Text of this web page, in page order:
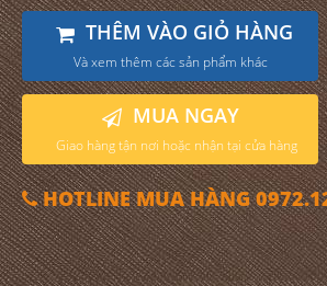
THÊM VÀO GIỎ HÀNG
Và xem thêm các sản phẩm khác
MUA NGAY
Giao hàng tận nơi hoặc nhận tại cửa hàng
HOTLINE MUA HÀNG